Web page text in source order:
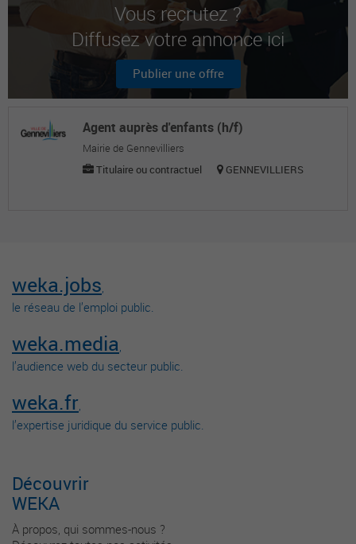
Vous recrutez ?
Diffusez votre annonce ici
Publier une offre
Agent auprès d'enfants (h/f)
Mairie de Gennevilliers
Titulaire ou contractuel
GENNEVILLIERS
weka.jobs,
le réseau de l’emploi public.
weka.media,
l’audience web du secteur public.
weka.fr,
l’expertise juridique du service public.
Découvrir
WEKA
À propos, qui sommes-nous ?